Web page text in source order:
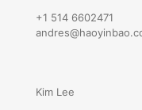
+1 514 6602471
Kim Lee